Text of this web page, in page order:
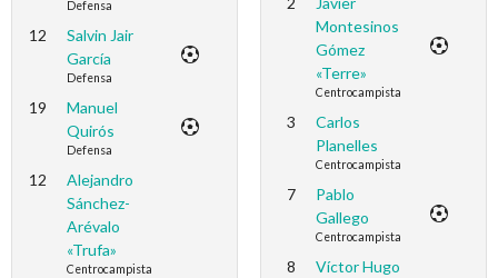
Defensa
12
Salvin Jair
García
Defensa
19
Manuel
Quirós
Defensa
12
Alejandro
Sánchez-
Arévalo
«Trufa»
Centrocampista
Montesinos
Gómez
«Terre»
Centrocampista
3
Carlos
Planelles
Centrocampista
7
Pablo
Gallego
Centrocampista
8
Víctor Hugo